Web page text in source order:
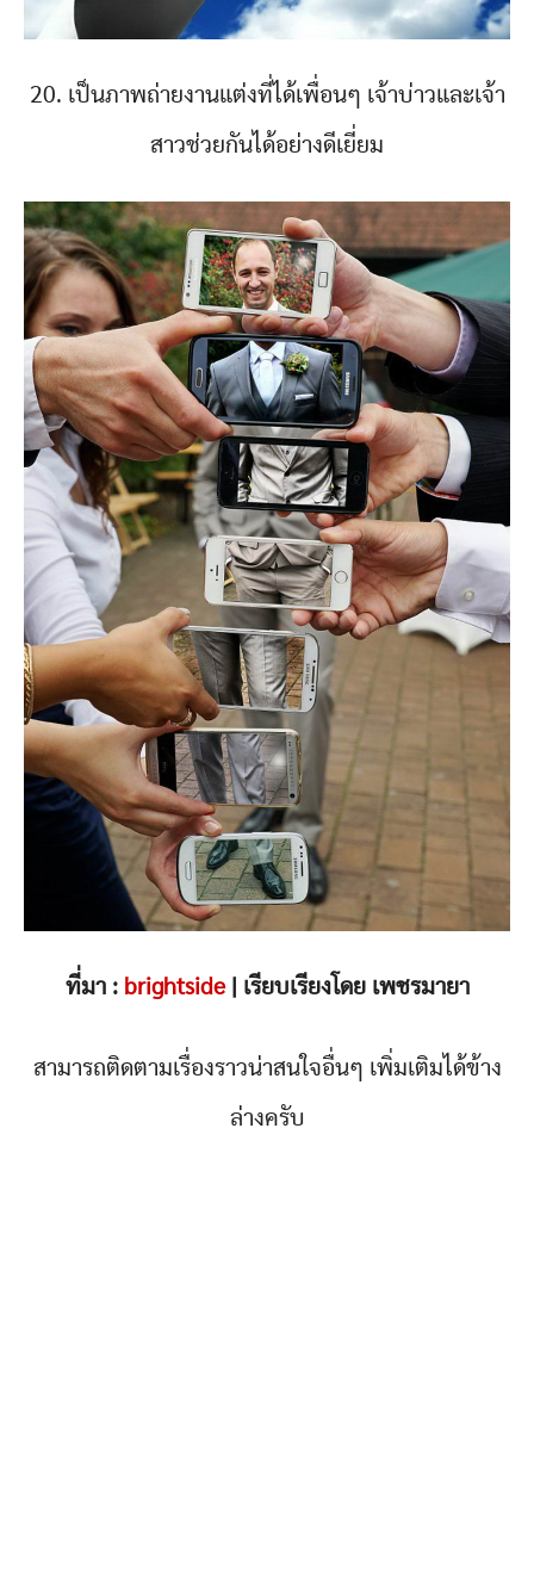
20. เป็นภาพถ่ายงานแต่งที่ได้เพื่อนๆ เจ้าบ่าวและเจ้า
สาวช่วยกันได้อย่างดีเยี่ยม
ที่มา : brightside| เรียบเรียงโดย เพชรมายา
สามารถติดตามเรื่องราวน่าสนใจอื่นๆ เพิ่มเติมได้ข้าง
ล่างครับ